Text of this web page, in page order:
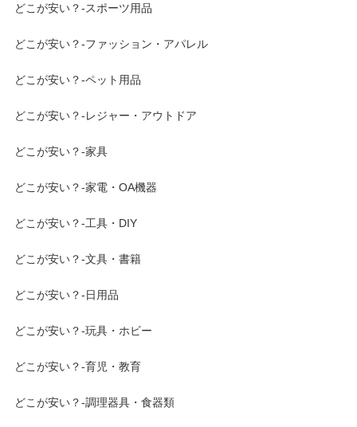
どこが安い？-スポーツ用品
どこが安い？-ファッション・アパレル
どこが安い？-ペット用品
どこが安い？-レジャー・アウトドア
どこが安い？-家具
どこが安い？-家電・OA機器
どこが安い？-工具・DIY
どこが安い？-文具・書籍
どこが安い？-日用品
どこが安い？-玩具・ホビー
どこが安い？-育児・教育
どこが安い？-調理器具・食器類